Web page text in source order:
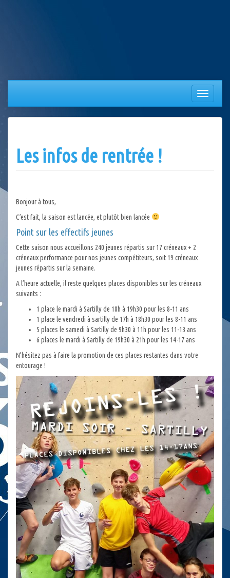
Afficher/
la
Les infos de rentrée !
Bonjour à tous,
C’est fait, la saison est lancée, et plutôt bien lancée
Point sur les effectifs jeunes
Cette saison nous accueillons 240 jeunes répartis sur 17 créneaux + 2
créneaux performance pour nos jeunes compétiteurs, soit 19 créneaux
jeunes répartis sur la semaine.
A l’heure actuelle, il reste quelques places disponibles sur les créneaux
suivants :
1 place le mardi à Sartilly de 18h à 19h30 pour les 8-11 ans
1 place le vendredi à sartilly de 17h à 18h30 pour les 8-11 ans
5 places le samedi à Sartilly de 9h30 à 11h pour les 11-13 ans
6 places le mardi à Sartilly de 19h30 à 21h pour les 14-17 ans
N’hésitez pas à faire la promotion de ces places restantes dans votre
entourage !